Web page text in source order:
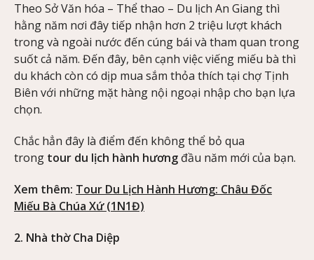
Theo Sở Văn hóa – Thể thao – Du lịch An Giang thì
hằng năm nơi đây tiếp nhận hơn 2 triệu lượt khách
trong và ngoài nước đến cúng bái và tham quan trong
suốt cả năm. Đến đây, bên cạnh việc viếng miếu bà thì
du khách còn có dịp mua sắm thỏa thích tại chợ Tịnh
Biên với những mặt hàng nội ngoại nhập cho bạn lựa
chọn.
Chắc hẳn đây là điểm đến không thể bỏ qua
trong tour du lịch hành hương đầu năm mới của bạn.
Xem thêm: Tour Du Lịch Hành Hương: Châu Đốc
Miếu Bà Chúa Xứ (1N1Đ)
2. Nhà thờ Cha Diệp